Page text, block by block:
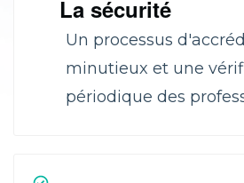
La sécurité
Un processus
minutieux et une
périodique des